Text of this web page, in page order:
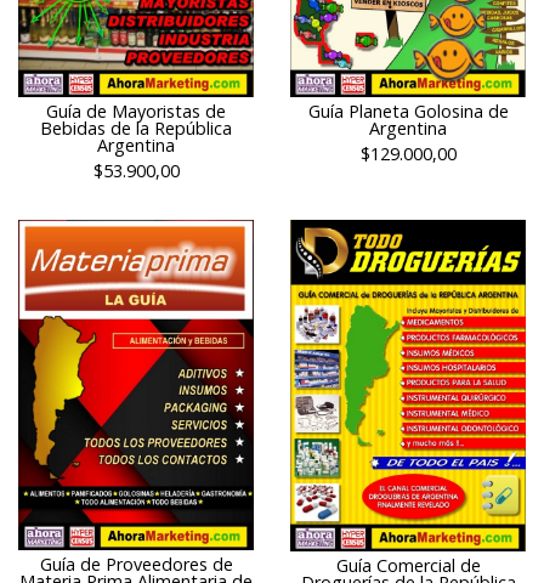
Guía de Mayoristas de
Bebidas de la República
Argentina
$53.900,00
Guía Planeta Golosina de
Argentina
$129.000,00
Guía de Proveedores de Guía Comercial de